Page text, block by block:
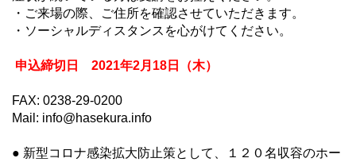
・ご来場の際、ご住所を確認させていただきます。
・ソーシャルディスタンスを心がけてください。
申込締切日 2021年2月18日（木）
FAX: 0238-29-0200
Mail: info@hasekura.info
● 新型コロナ感染拡大防止策として、１２０名収容のホー